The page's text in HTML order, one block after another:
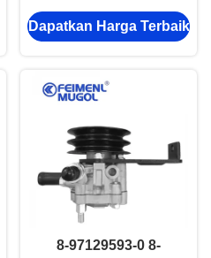
Steering Pump Isuzu
Nqr Npr 4hf1 4he1 4hg1
Dapatkan Harga Terbaik
8-97129593-0 8-